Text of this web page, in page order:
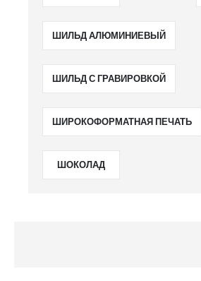
ШИЛЬД АЛЮМИНИЕВЫЙ
ШИЛЬД С ГРАВИРОВКОЙ
ШИРОКОФОРМАТНАЯ ПЕЧАТЬ
ШОКОЛАД